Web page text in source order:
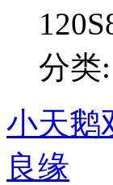
分类:
小天鹅
良缘